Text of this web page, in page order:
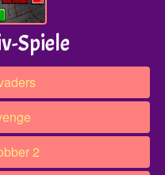
Spiele
2